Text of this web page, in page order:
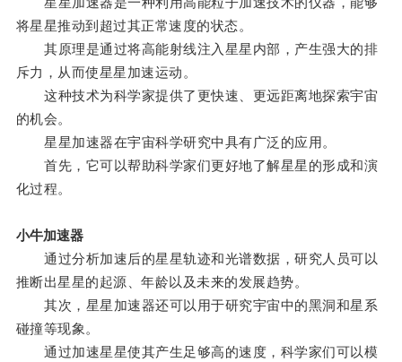
将星星推动到超过其正常速度的状态。
其原理是通过将高能射线注入星星内部，产生强大的排
斥力，从而使星星加速运动。
这种技术为科学家提供了更快速、更远距离地探索宇宙
的机会。
星星加速器在宇宙科学研究中具有广泛的应用。
首先，它可以帮助科学家们更好地了解星星的形成和演
化过程。
小牛加速器
通过分析加速后的星星轨迹和光谱数据，研究人员可以
推断出星星的起源、年龄以及未来的发展趋势。
其次，星星加速器还可以用于研究宇宙中的黑洞和星系
碰撞等现象。
通过加速星星使其产生足够高的速度，科学家们可以模